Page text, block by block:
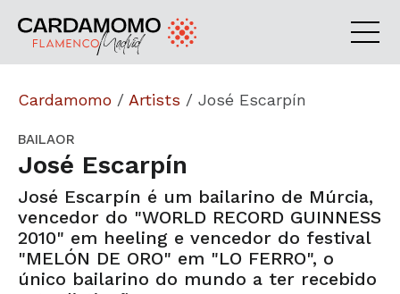
Cardamomo / Artists / José Escarpín
BAILAOR
José Escarpín
José Escarpín é um bailarino de Múrcia,
vencedor do "WORLD RECORD GUINNESS
2010" em heeling e vencedor do festival
"MELÓN DE ORO" em "LO FERRO", o
único bailarino do mundo a ter recebido